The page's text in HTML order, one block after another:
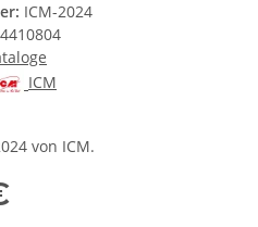
ICM-2024
ICM
von ICM.